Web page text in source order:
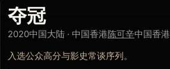
夺冠
2020中国大陆 · 中国香港陈可辛中国香港
入选公众高分与影史常谈序列。